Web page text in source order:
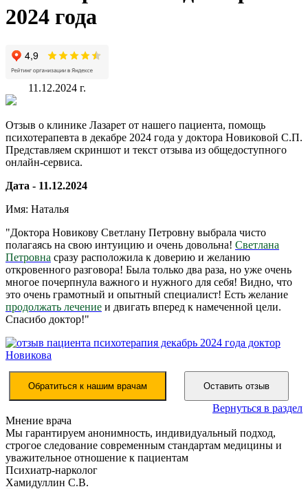
2024 года
11.12.2024 г.
Отзыв о клинике Лазарет от нашего пациента, помощь
психотерапевта в декабре 2024 года у доктора Новиковой С.П.
Представляем скриншот и текст отзыва из общедоступного
онлайн-сервиса.
Дата - 11.12.2024
Имя: Наталья
"Доктора Новикову Светлану Петровну выбрала чисто
полагаясь на свою интуицию и очень довольна! Светлана
Петровна сразу расположила к доверию и желанию
откровенного разговора! Была только два раза, но уже очень
многое почерпнула важного и нужного для себя! Видно, что
это очень грамотный и опытный специалист! Есть желание
продолжать лечение и двигать вперед к намеченной цели.
Спасибо доктор!"
Обратиться к нашим врачам Оставить отзыв
Вернуться в раздел
Мнение врача
Мы гарантируем анонимность, индивидуальный подход,
строгое следование современным стандартам медицины и
уважительное отношение к пациентам
Психиатр-нарколог
Хамидуллин С.В.